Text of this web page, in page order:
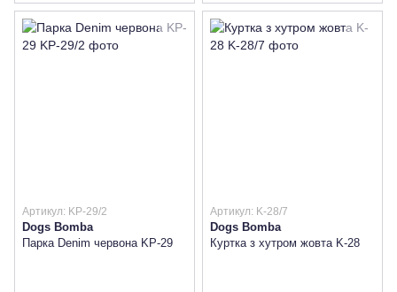
Артикул: KP-29/2
Dogs Bomba
Парка Denim червона KP-29
Артикул: K-28/7
Dogs Bomba
Куртка з хутром жовта K-28